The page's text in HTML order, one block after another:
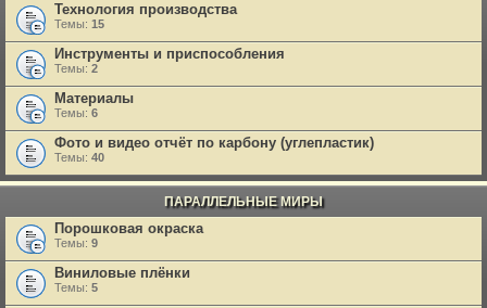
Технология производства
Темы: 15
Инструменты и приспособления
Темы: 2
Материалы
Темы: 6
Фото и видео отчёт по карбону (углепластик)
Темы: 40
ПАРАЛЛЕЛЬНЫЕ МИРЫ
Порошковая окраска
Темы: 9
Виниловые плёнки
Темы: 5